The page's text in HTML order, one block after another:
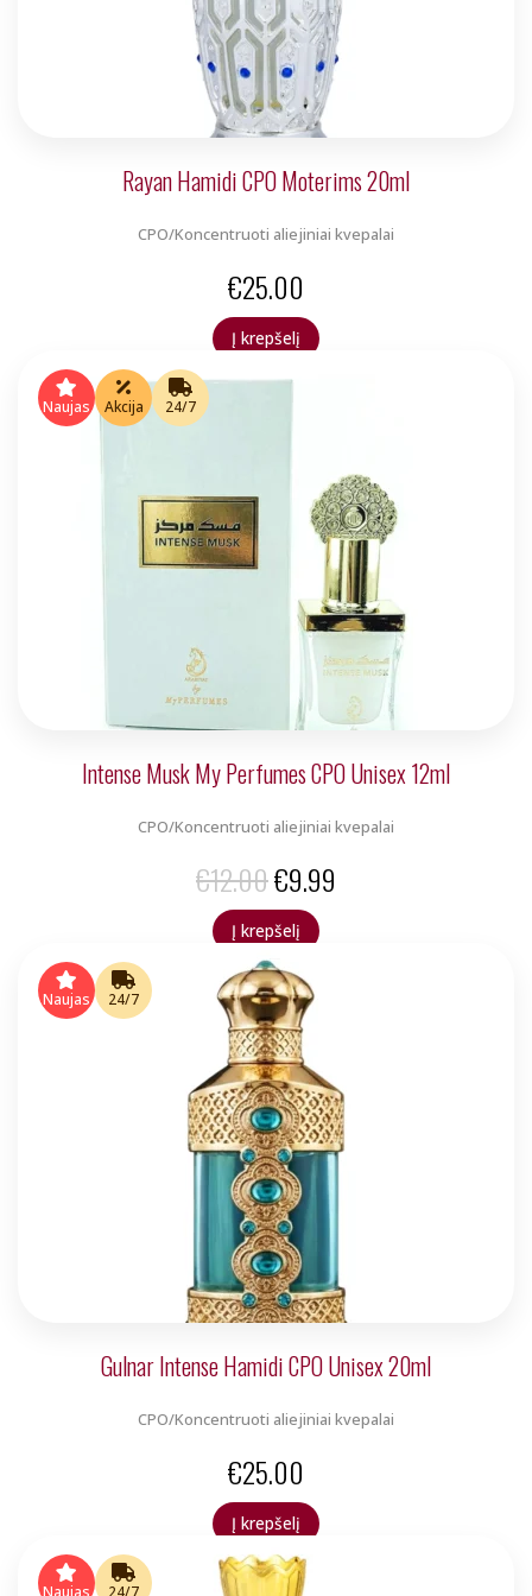
Rayan Hamidi CPO Moterims 20ml
CPO/Koncentruoti aliejiniai kvepalai
€25.00
Į krepšelį
Naujas Akcija 24/7
Intense Musk My Perfumes CPO Unisex 12ml
CPO/Koncentruoti aliejiniai kvepalai
€12.00Original
price
was:
€12.00.
€9.99
Į krepšelį
Naujas 24/7
Gulnar Intense Hamidi CPO Unisex 20ml
CPO/Koncentruoti aliejiniai kvepalai
€25.00
Į krepšelį
Naujas 24/7